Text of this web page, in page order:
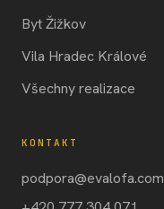
Byt Žižkov
Vila Hradec Králové
Všechny realizace
KONTAKT
podpora@evalofa.com